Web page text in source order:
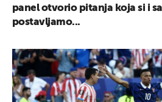
panel otvorio pitanja koja si i
postavljamo...